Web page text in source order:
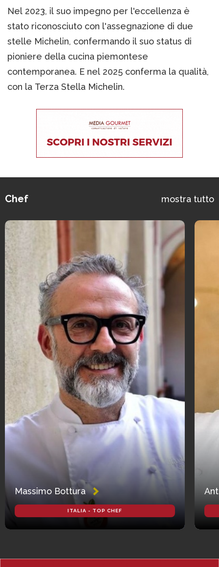
Nel 2023, il suo impegno per l'eccellenza è
stato riconosciuto con l'assegnazione di due
stelle Michelin, confermando il suo status di
pioniere della cucina piemontese
contemporanea. E nel 2025 conferma la qualità,
con la Terza Stella Michelin.
Chef mostra tutto
Massimo Bottura
ITALIA - TOP CHEF